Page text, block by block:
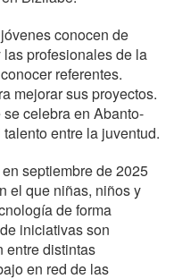
conocen de
profesionales de la
referentes.
mejorar sus proyectos.
celebra en Abanto-
entre la juventud.
septiembre de 2025
el que niñas, niños y
de forma
iniciativas son
entre distintas
en red de las